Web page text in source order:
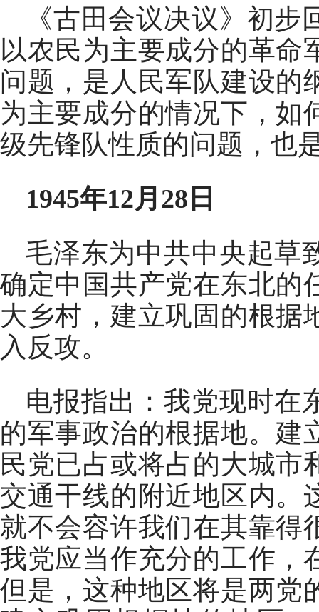
《古田会议决议》初
以农民为主要成分的革命
问题，是人民军队建设的
为主要成分的情况下，如
级先锋队性质的问题，也
1945年12月28日
毛泽东为中共中央起草
确定中国共产党在东北的
大乡村，建立巩固的根据
入反攻。
电报指出：我党现时在
的军事政治的根据地。建
民党已占或将占的大城市
交通干线的附近地区内。
就不会容许我们在其靠得
我党应当作充分的工作，
但是，这种地区将是两党